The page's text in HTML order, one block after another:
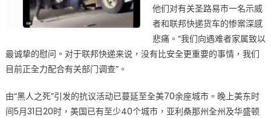
他们对有关圣路易市一名示威
者和联邦快递货车的惨案深感
悲痛。“我们向遇难者家属致以
最诚挚的慰问。对于联邦快递来说，没有比安全更重要的事情，我们
目前正全力配合有关部门调查”。
由“黑人之死”引发的抗议活动已蔓延至全美70余座城市。晚上美东时
间5月31日20时，美国已有至少40个城市，亚利桑那州全州及华盛顿